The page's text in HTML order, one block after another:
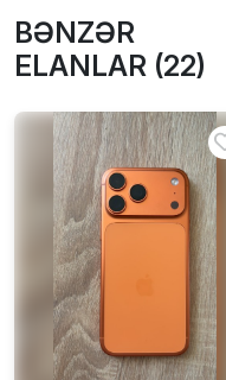
BƏNZƏR
ELANLAR (22)